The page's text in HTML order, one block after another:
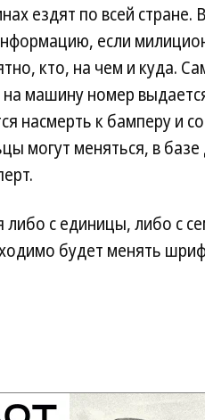
ездят по всей стране.
если
кто, на чем и куда.
машину номер
насмерть к бамперу и
могут меняться, в базе
с единицы, либо с
будет менять